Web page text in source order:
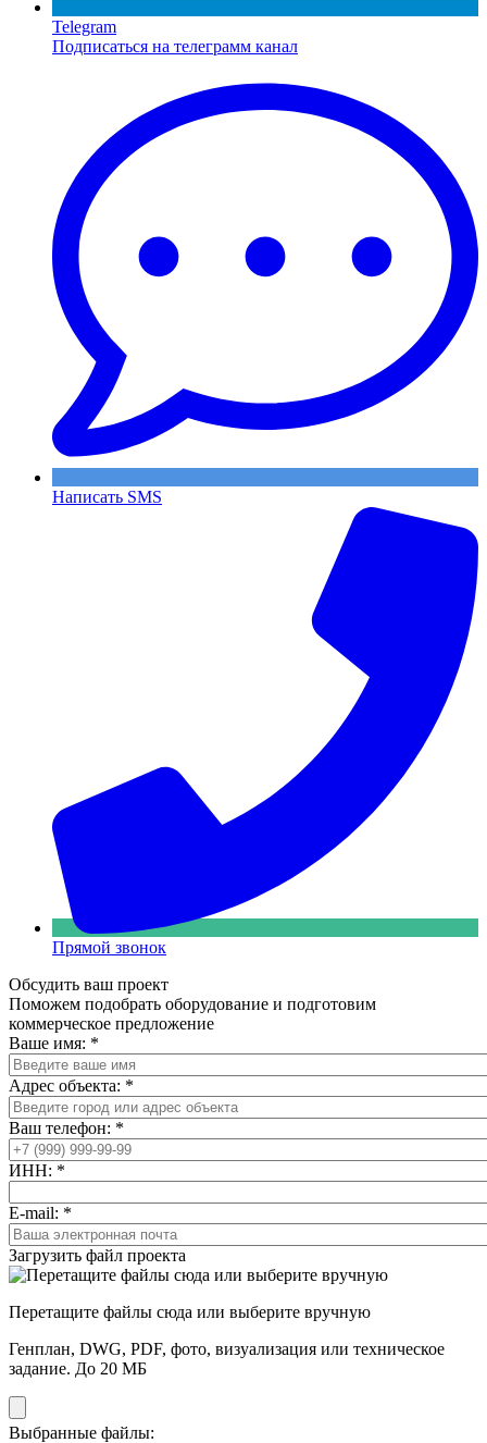
Telegram
Подписаться на телеграмм канал
Написать SMS
Прямой звонок
Обсудить ваш проект
Поможем подобрать оборудование и подготовим
коммерческое предложение
Ваше имя: *
Адрес объекта: *
Ваш телефон: *
ИНН: *
E-mail: *
Загрузить файл проекта
Перетащите файлы сюда или выберите вручную
Генплан, DWG, PDF, фото, визуализация или техническое
задание. До 20 МБ
Выбранные файлы: